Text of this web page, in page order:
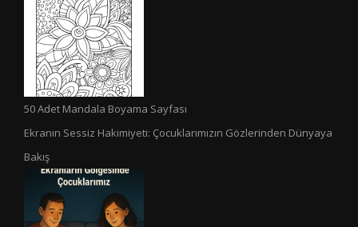
50 Adet Mandala Boyama Sayfası
Ekranın Sessiz Hakimiyeti: Çocuklarımızın Gözlerinden Dünyaya
Bakış